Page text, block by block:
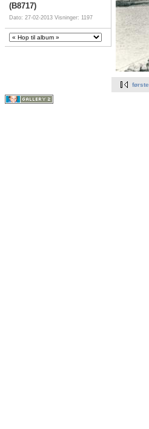
(B8717)
Dato: 27-02-2013 Visninger: 1197
første